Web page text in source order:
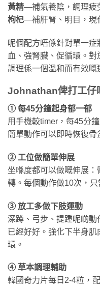
黃精—補氣養陰，調理疲
枸杞—補肝腎、明目，現
呢個配方唔係針對單一
血、強腎臟、促循環。
調理係一個溫和而有效嘅
Johnathan俾打工仔
① 每45分鐘起身郁一郁
用手機較timer，每45分
簡單動作可以即時恢復骨
② 工位做簡單伸展
坐喺度都可以做嘅伸展
轉。每個動作做10次，只
③ 放工多做下肢運動
深蹲、弓步、提踵呢啲
已經好好。強化下半身
環。
④ 草本調理輔助
韓國奇力片每日2-4粒，